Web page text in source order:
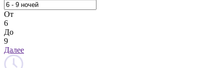
От
6
До
9
Далее